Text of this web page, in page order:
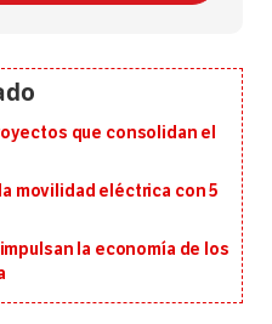
que consolidan el
movilidad eléctrica con 5
la economía de los